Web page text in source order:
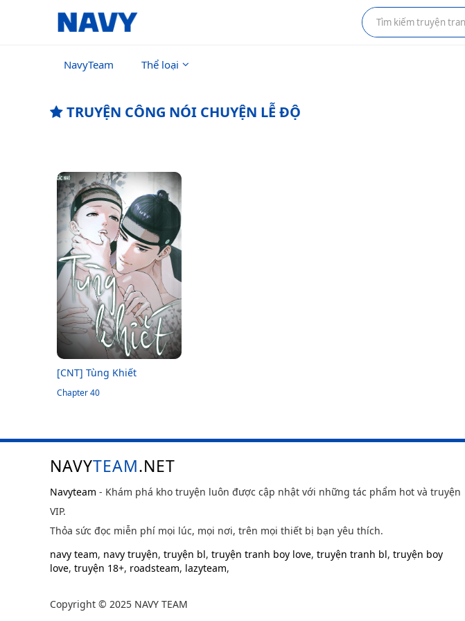
NavyTeam Thể loại
TRUYỆN CÔNG NÓI CHUYỆN LỄ ĐỘ
[CNT] Tùng Khiết
Chapter 40
NAVYTEAM.NET
Navyteam - Khám phá kho truyện luôn được cập nhật với những tác phẩm hot và truyện
VIP.
Thỏa sức đọc miễn phí mọi lúc, mọi nơi, trên mọi thiết bị bạn yêu thích.
navy team, navy truyện, truyện bl, truyện tranh boy love, truyện tranh bl, truyện boy
love, truyện 18+, roadsteam, lazyteam,
Copyright © 2025 NAVY TEAM